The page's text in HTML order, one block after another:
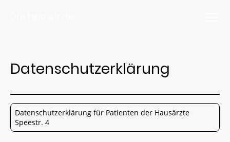
Datenschutzerklärung
Datenschutzerklärung für Patienten der Hausärzte
Speestr. 4